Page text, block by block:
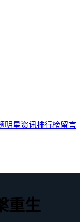
明星资讯排行榜留言
重生